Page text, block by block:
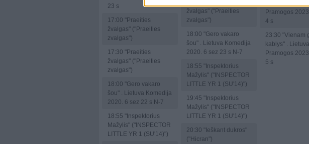
23 s
17:00 "Praeities
žvalgas" ("Praeities
zvalgas")
17:30 "Praeities
žvalgas" ("Praeities
zvalgas")
18:00 "Gero vakaro
šou" . Lietuva Komedija
2020. 6 sez 22 s N-7
18:55 "Inspektorius
Mažylis" ("INSPECTOR
LITTLE YR 1 (SU'14)")
žvalgas" ("Praeities
zvalgas")
18:00 "Gero vakaro
šou" . Lietuva Komedija
2020. 6 sez 23 s N-7
18:55 "Inspektorius
Mažylis" ("INSPECTOR
LITTLE YR 1 (SU'14)")
19:45 "Inspektorius
Mažylis" ("INSPECTOR
LITTLE YR 1 (SU'14)")
20:30 "Ieškant dukros"
("Hicran")
Pramogos
4 s
23:30 "Vienam
kablys" . Lietuva
Pramogos
5 s